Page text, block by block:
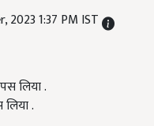
2023 1:37 PM IST
.